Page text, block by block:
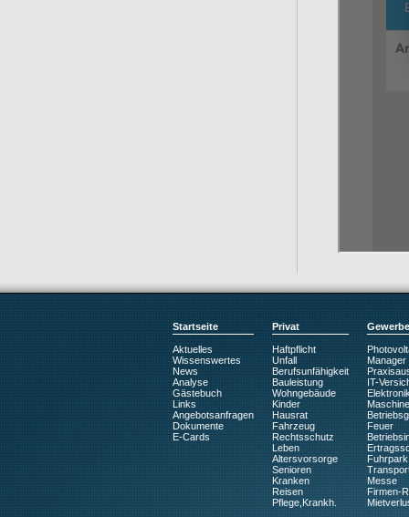
Startseite
Aktuelles
Wissenswertes
News
Analyse
Gästebuch
Links
Angebotsanfragen
Dokumente
E-Cards
Privat
Haftpflicht
Unfall
Berufsunfähigkeit
Bauleistung
Wohngebäude
Kinder
Hausrat
Fahrzeug
Rechtsschutz
Leben
Altersvorsorge
Senioren
Kranken
Reisen
Pflege,Krankh.
Gewerbe
Manager
IT-
Feuer
Fuhrpark
Messe
Firmen-